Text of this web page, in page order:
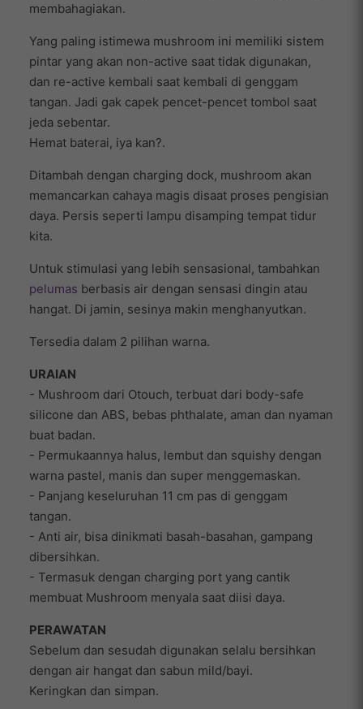
membahagiakan.
Yang paling istimewa mushroom ini memiliki sistem
pintar yang akan non-active saat tidak digunakan,
dan re-active kembali saat kembali di genggam
tangan. Jadi gak capek pencet-pencet tombol saat
jeda sebentar.
Hemat baterai, iya kan?.
Ditambah dengan charging dock, mushroom akan
memancarkan cahaya magis disaat proses pengisian
daya. Persis seperti lampu disamping tempat tidur
kita.
Untuk stimulasi yang lebih sensasional, tambahkan
pelumas berbasis air dengan sensasi dingin atau
hangat. Di jamin, sesinya makin menghanyutkan.
Tersedia dalam 2 pilihan warna.
URAIAN
- Mushroom dari Otouch, terbuat dari body-safe
silicone dan ABS, bebas phthalate, aman dan nyaman
buat badan.
- Permukaannya halus, lembut dan squishy dengan
warna pastel, manis dan super menggemaskan.
- Panjang keseluruhan 11 cm pas di genggam
tangan.
- Anti air, bisa dinikmati basah-basahan, gampang
dibersihkan.
- Termasuk dengan charging port yang cantik
membuat Mushroom menyala saat diisi daya.
PERAWATAN
Sebelum dan sesudah digunakan selalu bersihkan
dengan air hangat dan sabun mild/bayi.
Keringkan dan simpan.